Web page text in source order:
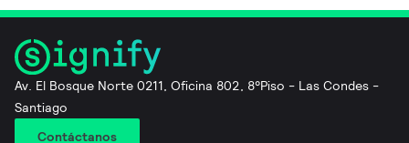
Av. El Bosque Norte 0211, Oficina 802, 8°Piso - Las Condes -
Santiago
Contáctanos